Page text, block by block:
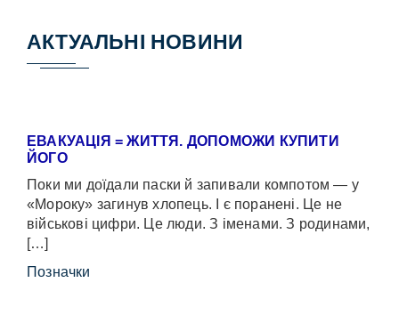
АКТУАЛЬНІ НОВИНИ
ЕВАКУАЦІЯ = ЖИТТЯ. ДОПОМОЖИ КУПИТИ
ЙОГО
Поки ми доїдали паски й запивали компотом — у
«Мороку» загинув хлопець. І є поранені. Це не
військові цифри. Це люди. З іменами. З родинами,
[…]
Позначки